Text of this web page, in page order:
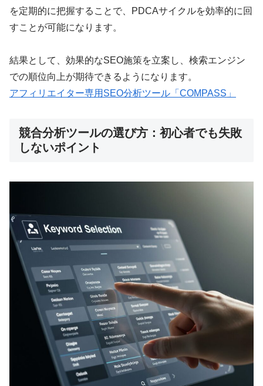
を定期的に把握することで、PDCAサイクルを効率的に回
すことが可能になります。
結果として、効果的なSEO施策を立案し、検索エンジン
での順位向上が期待できるようになります。
アフィリエイター専用SEO分析ツール「COMPASS」
競合分析ツールの選び方：初心者でも失敗
しないポイント